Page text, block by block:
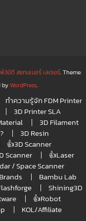
3มิติ สแกนเนอร์ เลเซอร์. Theme:
byWordPress.
ทำความรู้จัก FDM Printer
3D Printer SLA
3D Filament
3D Resin
👍3D Scanner
Scanner
👍Laser
/ Space Scanner
Brands
Bambu Lab
Shining3D
👍Robot
KOL/Affiliate